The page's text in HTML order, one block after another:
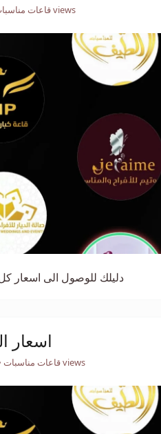
قاعات• 0 views
دليلك للوصول الى اسعار
اسعار
قاعات مناسبات• 105 views